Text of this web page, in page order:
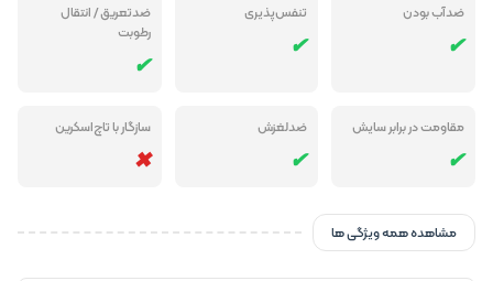
ضدآب بودن تنفس‌پذیری
ضدتعریق / انتقال
رطوبت
مقاومت در برابر سایش ضدلغزش سازگار با تاچ‌اسکرین
مشاهده همه ویژگی ها